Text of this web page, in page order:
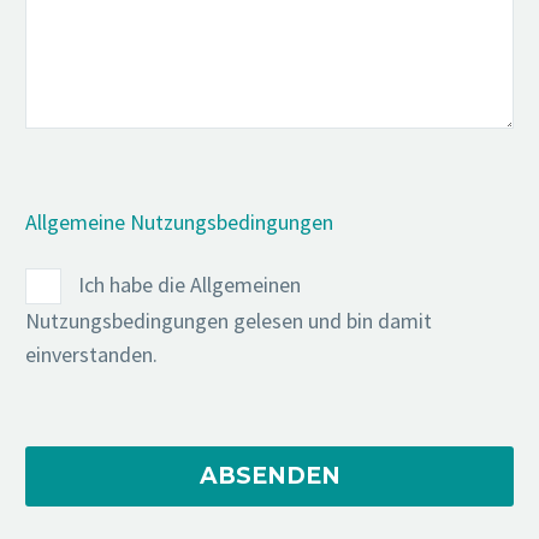
Allgemeine Nutzungsbedingungen
Ich habe die Allgemeinen
Nutzungsbedingungen gelesen und bin damit
einverstanden.